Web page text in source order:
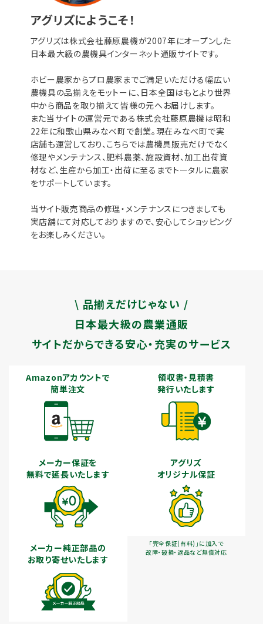
アグリズにようこそ！
アグリズは株式会社藤原農機が2007年にオープンした
日本最大級の農機具インターネット通販サイトです。
ホビー農家からプロ農家までご満足いただける幅広い
農機具の品揃えをモットーに、日本全国はもとより世界
中から商品を取り揃えて皆様の元へお届けします。
また当サイトの運営元である株式会社藤原農機は昭和
22年に和歌山県みなべ町で創業。現在みなべ町で実
店舗も運営しており、こちらでは農機具販売だけでなく
修理やメンテナンス、肥料農薬、施設資材、加工出荷資
材など、生産から加工・出荷に至るまでトータルに農家
をサポートしています。
当サイト販売商品の修理・メンテナンスにつきましても
実店舗にて対応しておりますので、安心してショッピング
をお楽しみください。
\ 品揃えだけじゃない /
日本最大級の農業通販
サイトだからできる安心・充実のサービス
Amazonアカウントで
簡単注文
領収書・見積書
発行いたします
メーカー保証を
無料で延長いたします
アグリズ
オリジナル保証
「完全保証(有料)」に加入で
故障・破損・返品など無償対応
メーカー純正部品の
お取り寄せいたします